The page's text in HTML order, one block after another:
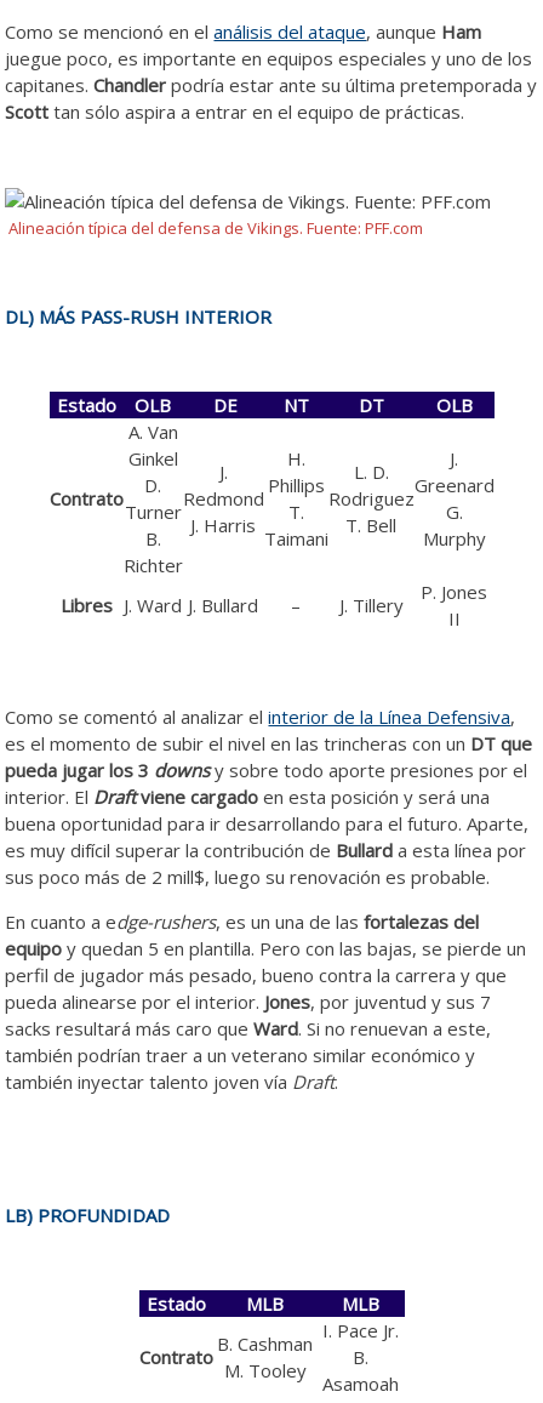
Como se mencionó en elanálisis del ataque, aunque Ham
juegue poco, es importante en equipos especiales y uno de los
capitanes.Chandler podría estar ante su última pretemporada y
Scott tan sólo aspira a entrar en el equipo de prácticas.
Alineación típica del defensa de Vikings. Fuente: PFF.com
DL) MÁS PASS-RUSH INTERIOR
Estado OLB DE NT DT OLB
Contrato
A. Van
Ginkel
D.
Turner
B.
Richter
J.
Redmond
J. Harris
H.
Phillips
T.
Taimani
L. D.
Rodriguez
T. Bell
J.
Greenard
G.
Murphy
Libres J. Ward J. Bullard – J. Tillery
P. Jones
II
Como se comentó al analizar elinterior de la Línea Defensiva,
es el momento de subir el nivel en las trincheras con un DT que
pueda jugar los 3 downsy sobre todo aporte presiones por el
interior. El Draftviene cargado en esta posición y será una
buena oportunidad para ir desarrollando para el futuro. Aparte,
es muy difícil superar la contribución de Bullard a esta línea por
sus poco más de 2 mill$, luego su renovación es probable.
En cuanto a edge-rushers, es un una de lasfortalezas del
equipo y quedan 5 en plantilla. Pero con las bajas, se pierde un
perfil de jugador más pesado, bueno contra la carrera y que
pueda alinearse por el interior. Jones, por juventud y sus 7
sacks resultará más caro queWard. Si no renuevan a este,
también podrían traer a un veterano similar económico y
también inyectar talento joven vía Draft.
LB) PROFUNDIDAD
Estado MLB MLB
Contrato
B. Cashman
M. Tooley
I. Pace Jr.
B.
Asamoah